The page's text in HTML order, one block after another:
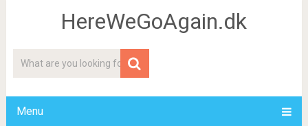
HereWeGoAgain.dk
Menu